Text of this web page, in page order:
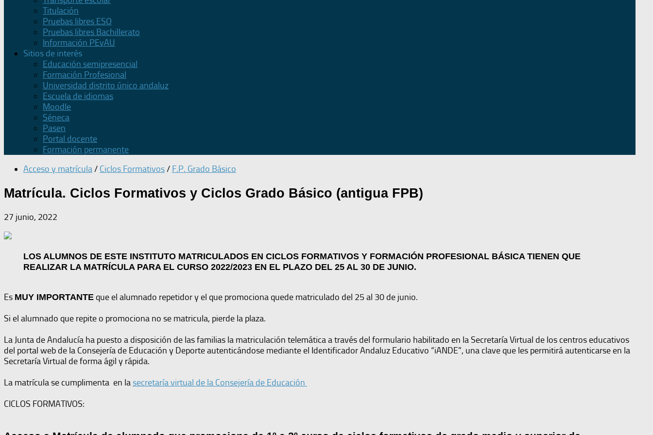
Titulación
Pruebas libres ESO
Pruebas libres Bachillerato
Información PEvAU
Sitios de interés
Educación semipresencial
Formación Profesional
Universidad distrito único andaluz
Escuela de idiomas
Moodle
Séneca
Pasen
Portal docente
Formación permanente
Acceso y matrícula/ Ciclos Formativos/ F.P. Grado Básico
Matrícula. Ciclos Formativos y Ciclos Grado Básico (antigua FPB)
27 junio, 2022
LOS ALUMNOS DE ESTE INSTITUTO MATRICULADOS EN CICLOS FORMATIVOS Y FORMACIÓN PROFESIONAL BÁSICA TIENEN QUE
REALIZAR LA MATRÍCULA PARA EL CURSO 2022/2023 EN EL PLAZO DEL 25 AL 30 DE JUNIO.
Es MUY IMPORTANTE que el alumnado repetidor y el que promociona quede matriculado del 25 al 30 de junio.
Si el alumnado que repite o promociona no se matricula, pierde la plaza.
La Junta de Andalucía ha puesto a disposición de las familias la matriculación telemática a través del formulario habilitado en la Secretaría Virtual de los centros educativos
del portal web de la Consejería de Educación y Deporte autenticándose mediante el Identificador Andaluz Educativo “iANDE”, una clave que les permitirá autenticarse en la
Secretaría Virtual de forma ágil y rápida.
La matrícula se cumplimenta en lasecretaría virtual de la Consejería de Educación
CICLOS FORMATIVOS: